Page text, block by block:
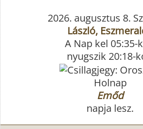
2026. augusztus 8.
László,
A Nap kel 05:35-
nyugszik 20:18-
Holnap
Emőd
napja lesz.